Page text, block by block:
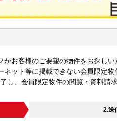
お客様のご要望の物件をお探しい
ット等に掲載できない会員限定物
し、会員限定物件の閲覧・資料請
2.送